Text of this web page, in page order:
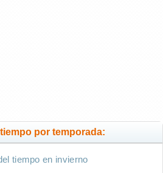
por temporada:
tiempo en invierno